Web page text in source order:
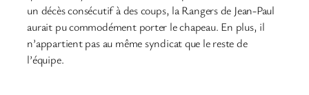
un décès consécutif à des coups, la Rangers de Jean-Paul
aurait pu commodément porter le chapeau. En plus, il
n’appartient pas au même syndicat que le reste de
l’équipe.